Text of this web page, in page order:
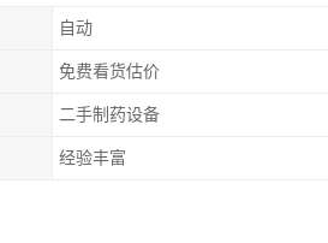
自动
免费看货估价
二手制药设备
经验丰富